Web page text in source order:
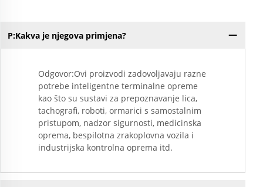
P:Kakva je njegova primjena?
Odgovor:Ovi proizvodi zadovoljavaju razne
potrebe inteligentne terminalne opreme
kao što su sustavi za prepoznavanje lica,
tachografi, roboti, ormarici s samostalnim
pristupom, nadzor sigurnosti, medicinska
oprema, bespilotna zrakoplovna vozila i
industrijska kontrolna oprema itd.